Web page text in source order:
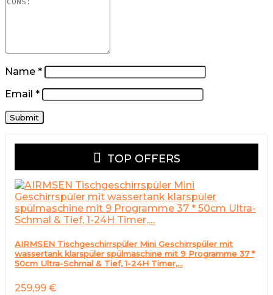
Name *
Email *
TOP OFFERS
AIRMSEN Tischgeschirrspüler Mini Geschirrspüler mit
wassertank klarspüler spülmaschine mit 9 Programme 37 *
50cm Ultra-Schmal & Tief, 1-24H Timer,…
259,99 €